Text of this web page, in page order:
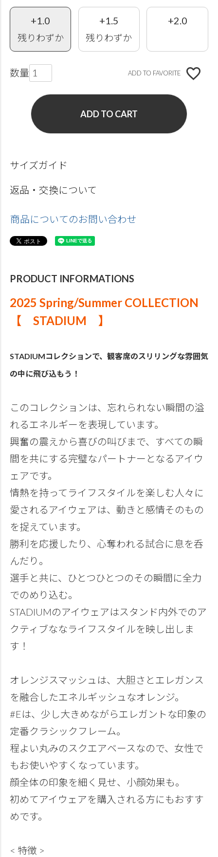
+1.0
残りわずか
+1.5
残りわずか
+2.0
ADD TO FAVORITE
ADD TO CART
サイズガイド
返品・交換について
商品についてのお問い合わせ
PRODUCT INFORMATIONS
2025 Spring/Summer COLLECTION
【 STADIUM 】
STADIUMコレクションで、観客席のスリリングな雰囲気
の中に飛び込もう！
このコレクションは、忘れられない瞬間の溢
れるエネルギーを表現しています。
興奮の震えから喜びの叫びまで、すべての瞬
間を共にする完璧なパートナーとなるアイウ
ェアです。
情熱を持ってライフスタイルを楽しむ人々に
愛されるアイウェアは、動きと感情そのもの
を捉えています。
勝利を応援したり、心奪われる試合に息を呑
んだり。
選手と共に、ひとつひとつのその瞬間に全力
でのめり込む。
STADIUMのアイウェアはスタンド内外でのア
クティブななライフスタイルを映し出しま
す！
オレンジスマッシュは、大胆さとエレガンス
を融合したエネルギッシュなオレンジ。
#Eは、少し大きめながらエレガントな印象の
定番クラシックフレーム。
程よい丸みのスクエアベースなので、女性で
もお使いやすくなっています。
顔全体の印象を細く見せ、小顔効果も。
初めてアイウェアを購入される方にもおすす
めです。
< 特徴 >